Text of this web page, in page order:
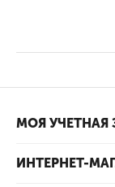
МОЯ УЧЕТНАЯ
ИНТЕРНЕТ-